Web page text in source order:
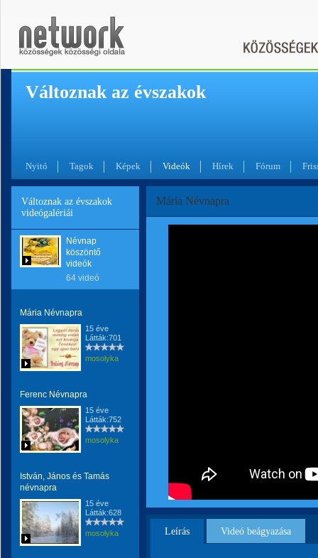
Változnak az évszakok
Nyitó Tagok Képek Videók Hírek Fórum
Változnak az évszakok
videógalériái
Névnap
köszöntő
videók
64 videó
Mária Névnapra
15 éve
Látták:701
mosolyka
Ferenc Névnapra
15 éve
Látták:752
mosolyka
István, János és Tamás
névnapra
15 éve
Látták:628
mosolyka
Mária Névnapra
Leírás Videó beágyazása